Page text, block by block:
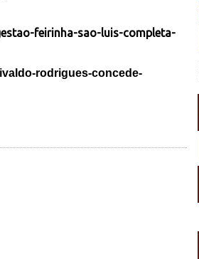
feirinha-sao-luis-completa-
rodrigues-concede-